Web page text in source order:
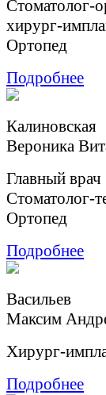
Стоматолог-
хирург-
Ортопед
Подробнее
Калиновская
Вероника
Главный врач
Cтоматолог-
Ортопед
Подробнее
Васильев
Максим
Хирург-
Подробнее